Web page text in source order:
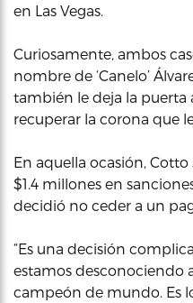
en Las Vegas.
Curiosamente, ambos
nombre de ‘Canelo’
también le deja la puerta
recuperar la corona que
En aquella ocasión,
$1.4 millones en
decidió no ceder a un
“Es una decisión
estamos desconociendo
campeón de mundo. Es